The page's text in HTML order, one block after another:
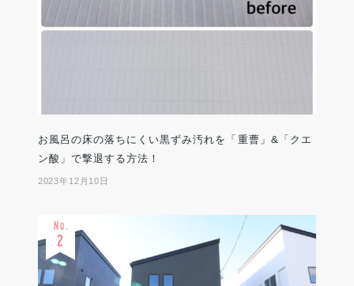
お風呂の床の落ちにくい黒ずみ汚れを「重曹」&「クエ
ン酸」で撃退する方法！
2023年12月10日